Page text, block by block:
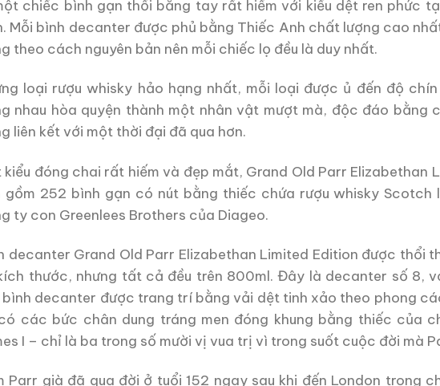
chiếc bình gạn thổi bằng tay rất hiếm với kiểu dệt ren phức
Mỗi bình decanter được phủ bằng Thiếc Anh chất lượng cao
theo cách nguyên bản nên mỗi chiếc lọ đều là duy nhất.
loại rượu whisky hảo hạng nhất, mỗi loại được ủ đến độ
nhau hòa quyện thành một nhân vật mượt mà, độc đáo bằng
liên kết với một thời đại đã qua hơn.
kiểu đóng chai rất hiếm và đẹp mắt, Grand Old Parr Elizabethan
gồm 252 bình gạn có nút bằng thiếc chứa rượu whisky
ty con Greenlees Brothers của Diageo.
decanter Grand Old Parr Elizabethan Limited Edition được thổi
thước, nhưng tất cả đều trên 800ml. Đây là decanter số 8,
bình decanter được trang trí bằng vải dệt tinh xảo theo phong
các bức chân dung tráng men đóng khung bằng thiếc của
I – chỉ là ba trong số mười vị vua trị vì trong suốt cuộc đời mà
Parr già đã qua đời ở tuổi 152 ngay sau khi đến London trong